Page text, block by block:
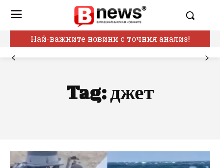
Най-важните новини с точния анализ!
Tag:джет